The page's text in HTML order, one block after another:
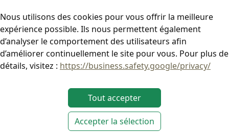
Nous utilisons des cookies pour vous offrir la meilleure
expérience possible. Ils nous permettent également
d’analyser le comportement des utilisateurs afin
d’améliorer continuellement le site pour vous. Pour plus de
détails, visitez : https://business.safety.google/privacy/
Tout accepter
Accepter la sélection